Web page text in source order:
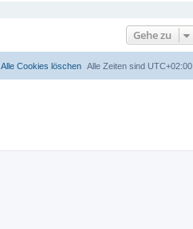
Gehe zu
Alle Zeiten sind UTC+02:00
Alle Cookies löschen